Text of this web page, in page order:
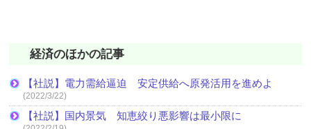
経済のほかの記事
【社説】電力需給逼迫 安定供給へ原発活用を進めよ
(2022/3/22)
【社説】国内景気 知恵絞り悪影響は最小限に